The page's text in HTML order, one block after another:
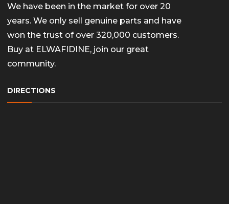
We have been in the market for over 20
years. We only sell genuine parts and have
won the trust of over 320,000 customers.
Buy at ELWAFIDINE, join our great
community.
DIRECTIONS